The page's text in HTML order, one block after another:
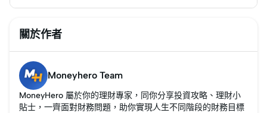
關於作者
Moneyhero Team
MoneyHero 屬於你的理財專家，同你分享投資攻略、理財小
貼士，一齊面對財務問題，助你實現人生不同階段的財務目標